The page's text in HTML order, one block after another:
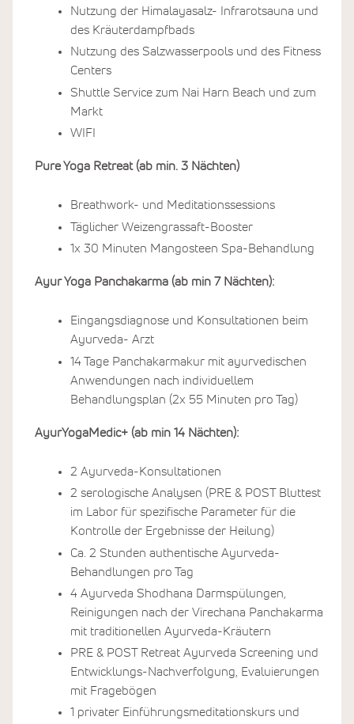
Nutzung der Himalayasalz- Infrarotsauna und
des Kräuterdampfbads
Nutzung des Salzwasserpools und des Fitness
Centers
Shuttle Service zum Nai Harn Beach und zum
Markt
WIFI
Pure Yoga Retreat (ab min. 3 Nächten)
Breathwork- und Meditationssessions
Täglicher Weizengrassaft-Booster
1x 30 Minuten Mangosteen Spa-Behandlung
Ayur Yoga Panchakarma (ab min 7 Nächten):
Eingangsdiagnose und Konsultationen beim
Ayurveda- Arzt
14 Tage Panchakarmakur mit ayurvedischen
Anwendungen nach individuellem
Behandlungsplan (2x 55 Minuten pro Tag)
AyurYogaMedic+ (ab min 14 Nächten):
2 Ayurveda-Konsultationen
2 serologische Analysen (PRE & POST Bluttest
im Labor für spezifische Parameter für die
Kontrolle der Ergebnisse der Heilung)
Ca. 2 Stunden authentische Ayurveda-
Behandlungen pro Tag
4 Ayurveda Shodhana Darmspülungen,
Reinigungen nach der Virechana Panchakarma
mit traditionellen Ayurveda-Kräutern
PRE & POST Retreat Ayurveda Screening und
Entwicklungs-Nachverfolgung, Evaluierungen
mit Fragebögen
1 privater Einführungsmeditationskurs und